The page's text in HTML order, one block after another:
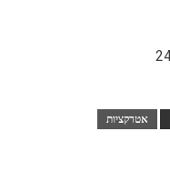
אטרקציות